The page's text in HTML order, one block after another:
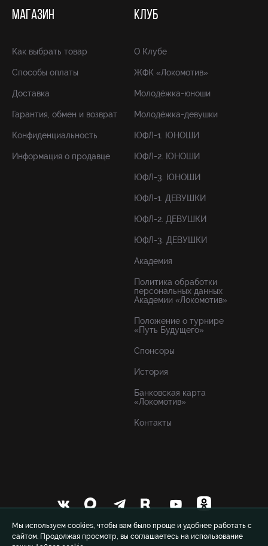
Мы используем cookies, чтобы вам было проще и удобнее работать с
сайтом. Продолжая просмотр, вы соглашаетесь на использование
МАГАЗИН
Как выбрать товар
Способы оплаты
Доставка
Гарантия, обмен и возврат
Конфиденциальность
Информация о продавце
КЛУБ
О Клубе
ЖФК «Локомотив»
Молодёжка-юноши
Молодёжка-девушки
ЮФЛ-1. ЮНОШИ
ЮФЛ-2. ЮНОШИ
ЮФЛ-3. ЮНОШИ
ЮФЛ-1. ДЕВУШКИ
ЮФЛ-2. ДЕВУШКИ
ЮФЛ-3. ДЕВУШКИ
Академия
Политика обработки
персональных данных
Академии «Локомотив»
Положение о турнире
«Путь Будущего»
Спонсоры
История
Банковская карта
«Локомотив»
Контакты